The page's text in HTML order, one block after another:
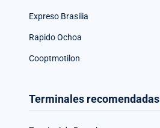
Expreso Brasilia
Rapido Ochoa
Cooptmotilon
Terminales recomendadas